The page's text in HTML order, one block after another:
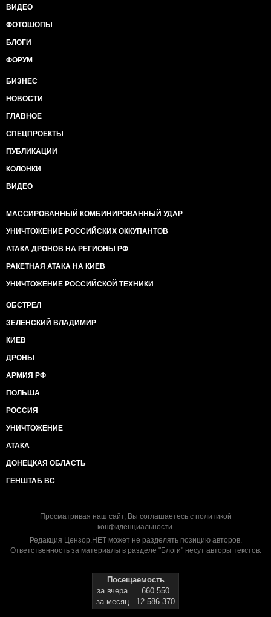
ВИДЕО
ФОТОШОПЫ
БЛОГИ
ФОРУМ
БИЗНЕС
НОВОСТИ
ГЛАВНОЕ
СПЕЦПРОЕКТЫ
ПУБЛИКАЦИИ
КОЛОНКИ
ВИДЕО
МАССИРОВАННЫЙ КОМБИНИРОВАННЫЙ УДАР
УНИЧТОЖЕНИЕ РОССИЙСКИХ ОККУПАНТОВ
АТАКА ДРОНОВ НА РЕГИОНЫ РФ
РАКЕТНАЯ АТАКА НА КИЕВ
УНИЧТОЖЕНИЕ РОССИЙСКОЙ ТЕХНИКИ
ОБСТРЕЛ
ЗЕЛЕНСКИЙ ВЛАДИМИР
КИЕВ
ДРОНЫ
АРМИЯ РФ
ПОЛЬША
РОССИЯ
УНИЧТОЖЕНИЕ
АТАКА
ДОНЕЦКАЯ ОБЛАСТЬ
ГЕНШТАБ ВС
Просматривая наш сайт, Вы соглашаетесь с политикой
конфиденциальности.
Редакция Цензор.НЕТ может не разделять позицию авторов.
Ответственность за материалы в разделе "Блоги" несут авторы текстов.
Посещаемость
за вчера
660 550
за месяц
12 586 370